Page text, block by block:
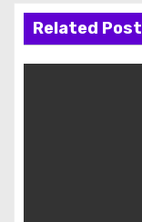
e
a
Related Post